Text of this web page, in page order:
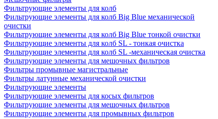
Фильтрующие элементы для колб
Фильтрующие элементы для колб Big Blue механической
очистки
Фильтрующие элементы для колб Big Blue тонкой очистки
Фильтрующие элементы для колб SL - тонкая очистка
Фильтрующие элементы для колб SL -механическая очистка
Фильтрующие элементы для мешочных фильтров
Фильтры промывные магистральные
Фильтры латунные механической очистки
Фильтрующие элементы
Фильтрующие элементы для косых фильтров
Фильтрующие элементы для мешочных фильтров
Фильтрующие элементы для промывных фильтров